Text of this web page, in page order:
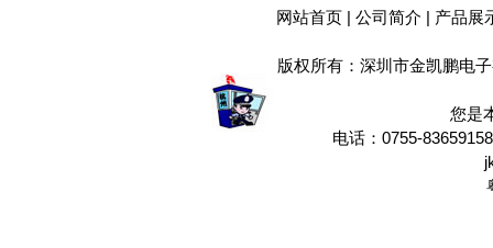
网站首页 | 公司简介 | 产品展
版权所有：深圳市金凯鹏电
您是
电话：0755-